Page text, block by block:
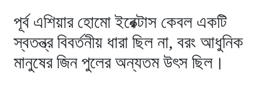
পূর্ব এশিয়ার হোমো ইরেক্টাস কেবল একটি
স্বতন্ত্র বিবর্তনীয় ধারা ছিল না, বরং আধুনিক
মানুষের জিন পুলের অন্যতম উৎস ছিল।